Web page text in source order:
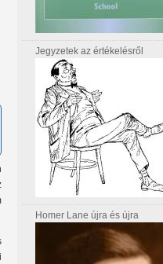
Jegyzetek az értékelésről
Homer Lane újra és újra